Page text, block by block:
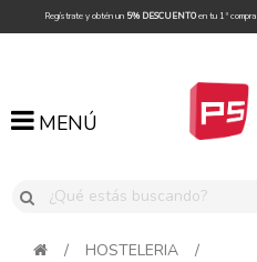
Regístrate y obtén un 5% DESCUENTOen tu 1ª compra
MENÚ
MENÚ
/ HOSTELERIA
/